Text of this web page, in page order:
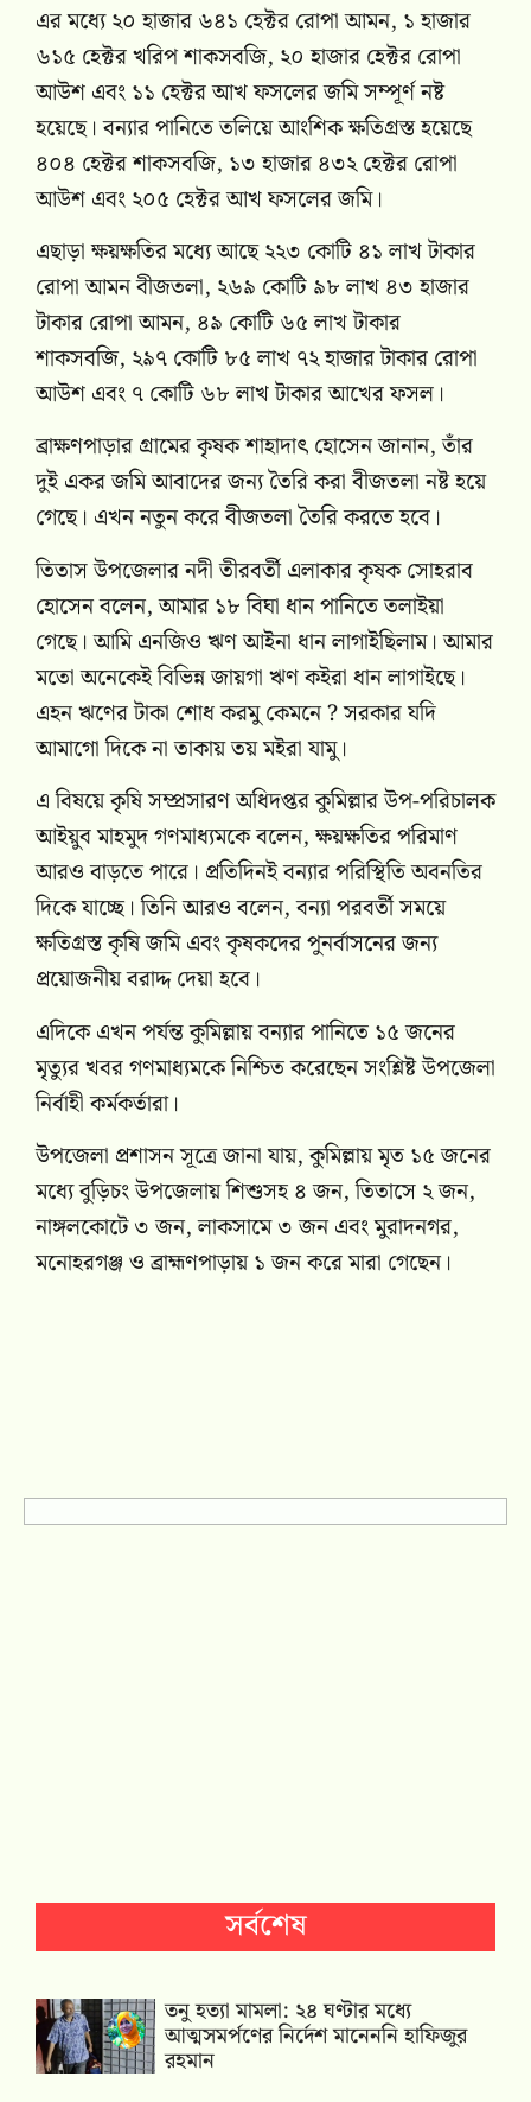
এর মধ্যে ২০ হাজার ৬৪১ হেক্টর রোপা আমন, ১ হাজার
৬১৫ হেক্টর খরিপ শাকসবজি, ২০ হাজার হেক্টর রোপা
আউশ এবং ১১ হেক্টর আখ ফসলের জমি সম্পূর্ণ নষ্ট
হয়েছে। বন্যার পানিতে তলিয়ে আংশিক ক্ষতিগ্রস্ত হয়েছে
৪০৪ হেক্টর শাকসবজি, ১৩ হাজার ৪৩২ হেক্টর রোপা
আউশ এবং ২০৫ হেক্টর আখ ফসলের জমি।
এছাড়া ক্ষয়ক্ষতির মধ্যে আছে ২২৩ কোটি ৪১ লাখ টাকার
রোপা আমন বীজতলা, ২৬৯ কোটি ৯৮ লাখ ৪৩ হাজার
টাকার রোপা আমন, ৪৯ কোটি ৬৫ লাখ টাকার
শাকসবজি, ২৯৭ কোটি ৮৫ লাখ ৭২ হাজার টাকার রোপা
আউশ এবং ৭ কোটি ৬৮ লাখ টাকার আখের ফসল।
ব্রাক্ষণপাড়ার গ্রামের কৃষক শাহাদাৎ হোসেন জানান, তাঁর
দুই একর জমি আবাদের জন্য তৈরি করা বীজতলা নষ্ট হয়ে
গেছে। এখন নতুন করে বীজতলা তৈরি করতে হবে।
তিতাস উপজেলার নদী তীরবর্তী এলাকার কৃষক সোহরাব
হোসেন বলেন, আমার ১৮ বিঘা ধান পানিতে তলাইয়া
গেছে। আমি এনজিও ঋণ আইনা ধান লাগাইছিলাম। আমার
মতো অনেকেই বিভিন্ন জায়গা ঋণ কইরা ধান লাগাইছে।
এহন ঋণের টাকা শোধ করমু কেমনে ? সরকার যদি
আমাগো দিকে না তাকায় তয় মইরা যামু।
এ বিষয়ে কৃষি সম্প্রসারণ অধিদপ্তর কুমিল্লার উপ-পরিচালক
আইয়ুব মাহমুদ গণমাধ্যমকে বলেন, ক্ষয়ক্ষতির পরিমাণ
আরও বাড়তে পারে। প্রতিদিনই বন্যার পরিস্থিতি অবনতির
দিকে যাচ্ছে। তিনি আরও বলেন, বন্যা পরবর্তী সময়ে
ক্ষতিগ্রস্ত কৃষি জমি এবং কৃষকদের পুনর্বাসনের জন্য
প্রয়োজনীয় বরাদ্দ দেয়া হবে।
এদিকে এখন পর্যন্ত কুমিল্লায় বন্যার পানিতে ১৫ জনের
মৃত্যুর খবর গণমাধ্যমকে নিশ্চিত করেছেন সংশ্লিষ্ট উপজেলা
নির্বাহী কর্মকর্তারা।
উপজেলা প্রশাসন সূত্রে জানা যায়, কুমিল্লায় মৃত ১৫ জনের
মধ্যে বুড়িচং উপজেলায় শিশুসহ ৪ জন, তিতাসে ২ জন,
নাঙ্গলকোটে ৩ জন, লাকসামে ৩ জন এবং মুরাদনগর,
মনোহরগঞ্জ ও ব্রাহ্মণপাড়ায় ১ জন করে মারা গেছেন।
সর্বশেষ
তনু হত্যা মামলা: ২৪ ঘণ্টার মধ্যে
আত্মসমর্পণের নির্দেশ মানেননি হাফিজুর
রহমান